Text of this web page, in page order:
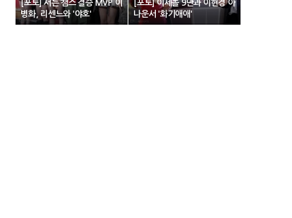
[포토] 서든 챔스 결승 MVP 이
병화, 리센느와 '야호'
[포토] 이세돌 9단과 이현경 아
나운서 '화기애애'